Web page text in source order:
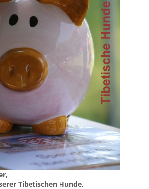
Tibetischen Hunde,